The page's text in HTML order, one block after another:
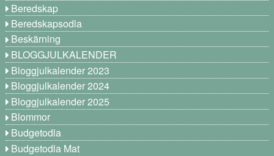
Beredskap
Beredskapsodla
Beskärning
BLOGGJULKALENDER
Bloggjulkalender 2023
Bloggjulkalender 2024
Bloggjulkalender 2025
Blommor
Budgetodla
Budgetodla Mat